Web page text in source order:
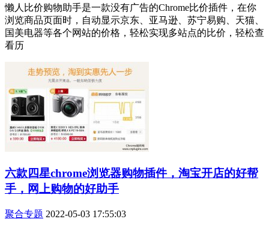
懒人比价购物助手是一款没有广告的Chrome比价插件，在你
浏览商品页面时，自动显示京东、亚马逊、苏宁易购、天猫、
国美电器等各个网站的价格，轻松实现多站点的比价，轻松查
看历
六款四星chrome浏览器购物插件，淘宝开店的好帮
手，网上购物的好助手
聚合专题 2022-05-03 17:55:03